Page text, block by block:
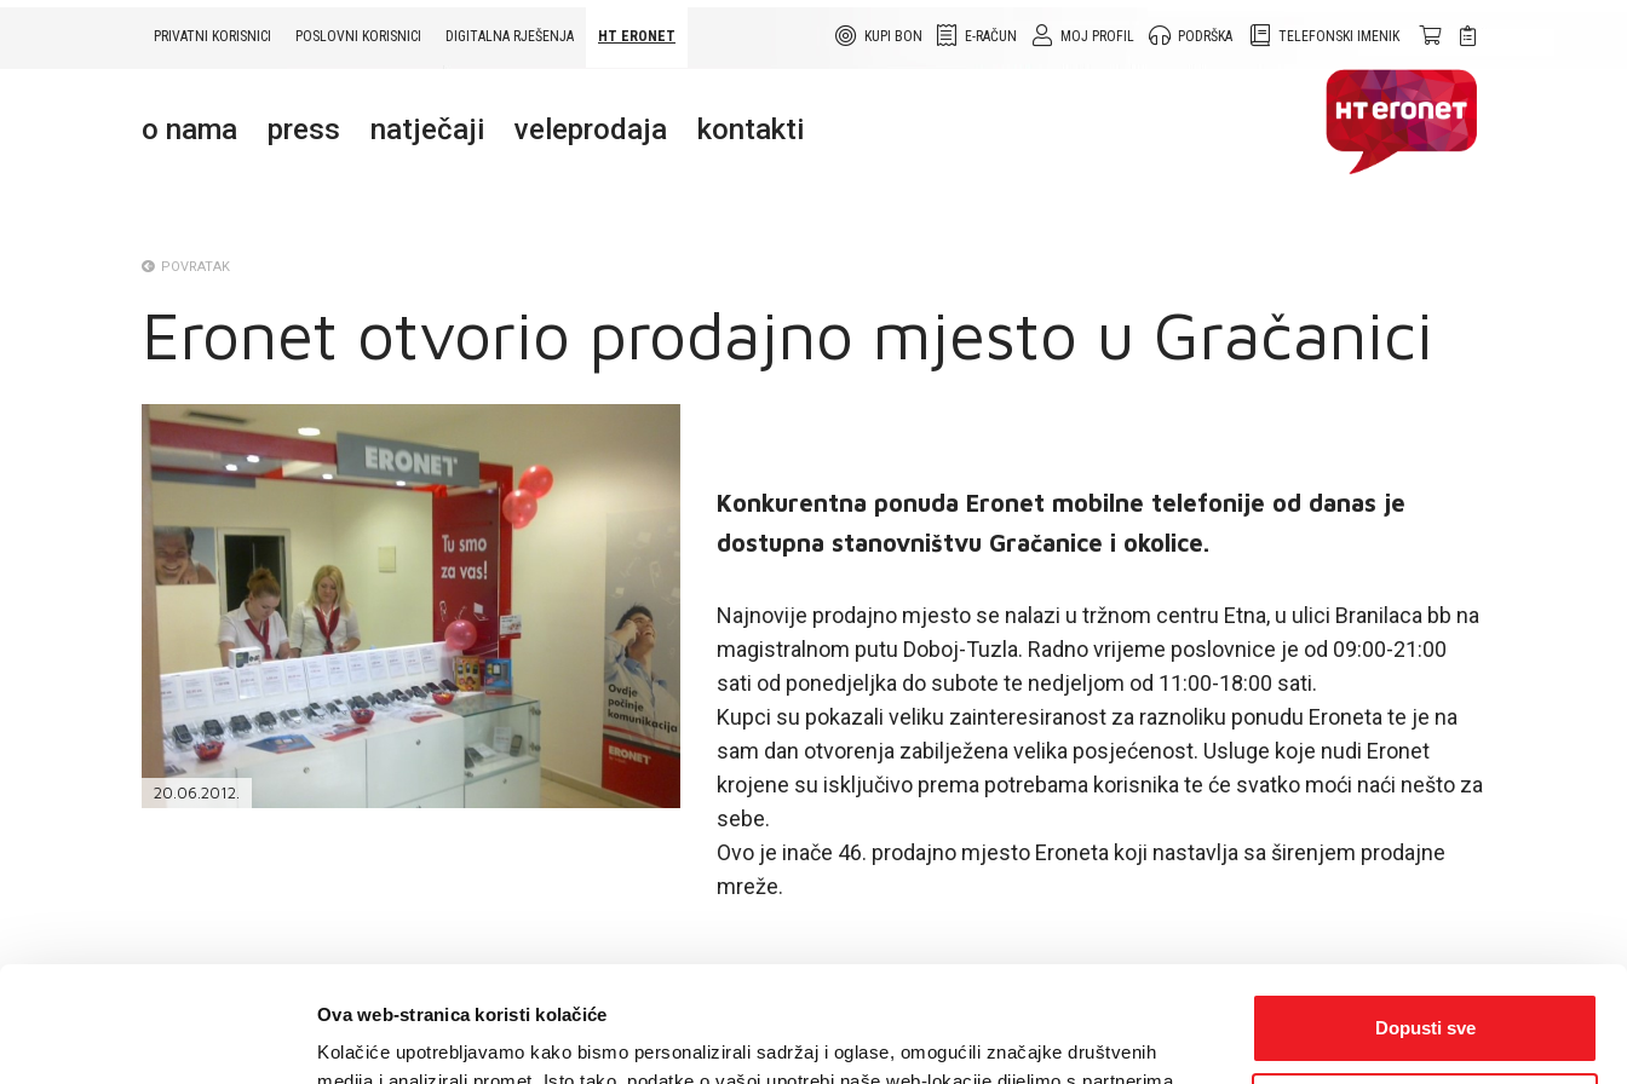
Ova web-stranica koristi kolačiće
Kolačiće upotrebljavamo kako bismo personalizirali sadržaj i oglase, omogućili značajke društvenih
Dopusti sve
TELEFONSKI IMENIK
PODRŠKA
MOJ PROFIL
E-RAČUN
KUPI BON
PRIVATNI KORISNICI POSLOVNI KORISNICI DIGITALNA RJEŠENJA HT ERONET
o nama press natječaji veleprodaja kontakti
TELEFONSKI IMENIK
POVRATAK
Eronet otvorio prodajno mjesto u Gračanici
20.06.2012.
Konkurentna ponuda Eronet mobilne telefonije od danas je
dostupna stanovništvu Gračanice i okolice.
Najnovije prodajno mjesto se nalazi u tržnom centru Etna, u ulici Branilaca bb na
magistralnom putu Doboj-Tuzla. Radno vrijeme poslovnice je od 09:00-21:00
sati od ponedjeljka do subote te nedjeljom od 11:00-18:00 sati.
Kupci su pokazali veliku zainteresiranost za raznoliku ponudu Eroneta te je na
sam dan otvorenja zabilježena velika posjećenost. Usluge koje nudi Eronet
krojene su isključivo prema potrebama korisnika te će svatko moći naći nešto za
sebe.
Ovo je inače 46. prodajno mjesto Eroneta koji nastavlja sa širenjem prodajne
mreže.